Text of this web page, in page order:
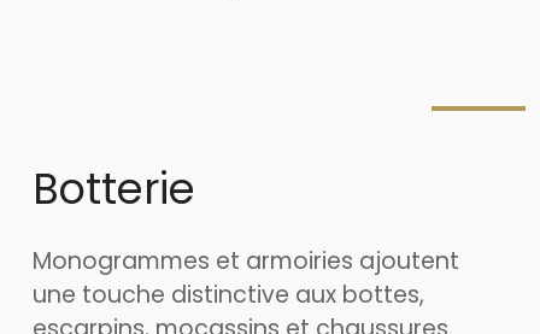
Botterie
Monogrammes et armoiries ajoutent
une touche distinctive aux bottes,